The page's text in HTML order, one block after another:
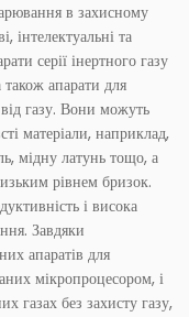
в захисному
та
серії інертного газу
апарати для
газу. Вони можуть
матеріали, наприклад,
мідну латунь тощо, а
рівнем бризок.
і висока
Завдяки
апаратів для
мікропроцесором, і
газах без захисту газу,